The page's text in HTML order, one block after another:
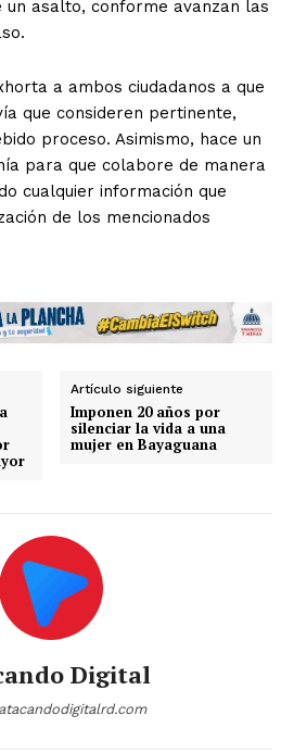
un asalto, conforme avanzan las
a ambos ciudadanos a que
que consideren pertinente,
proceso. Asimismo, hace un
para que colabore de manera
cualquier información que
de los mencionados
Artículo siguiente
Imponen 20 años por
silenciar la vida a una
mujer en Bayaguana
Digital